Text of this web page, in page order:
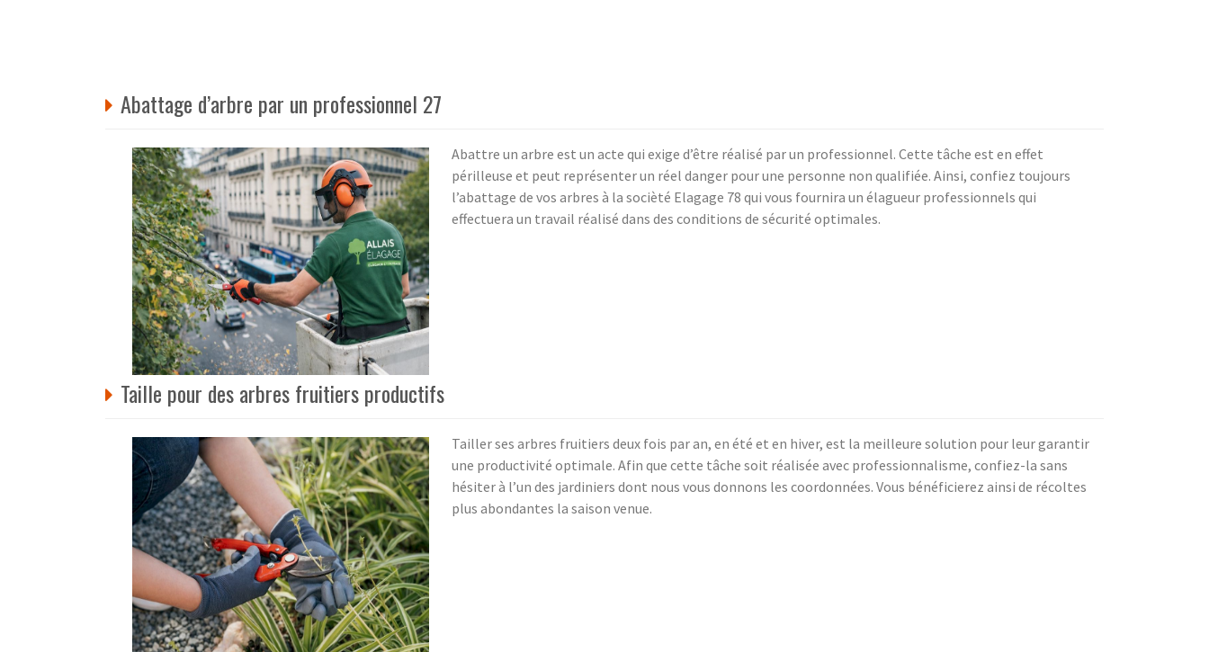
Abattage d’arbre par un professionnel 27
Abattre un arbre est un acte qui exige d’être réalisé par un professionnel. Cette tâche est en effet
périlleuse et peut représenter un réel danger pour une personne non qualifiée. Ainsi, confiez toujours
l’abattage de vos arbres à la socièté Elagage 78 qui vous fournira un élagueur professionnels qui
effectuera un travail réalisé dans des conditions de sécurité optimales.
Taille pour des arbres fruitiers productifs
Tailler ses arbres fruitiers deux fois par an, en été et en hiver, est la meilleure solution pour leur garantir
une productivité optimale. Afin que cette tâche soit réalisée avec professionnalisme, confiez-la sans
hésiter à l’un des jardiniers dont nous vous donnons les coordonnées. Vous bénéficierez ainsi de récoltes
plus abondantes la saison venue.